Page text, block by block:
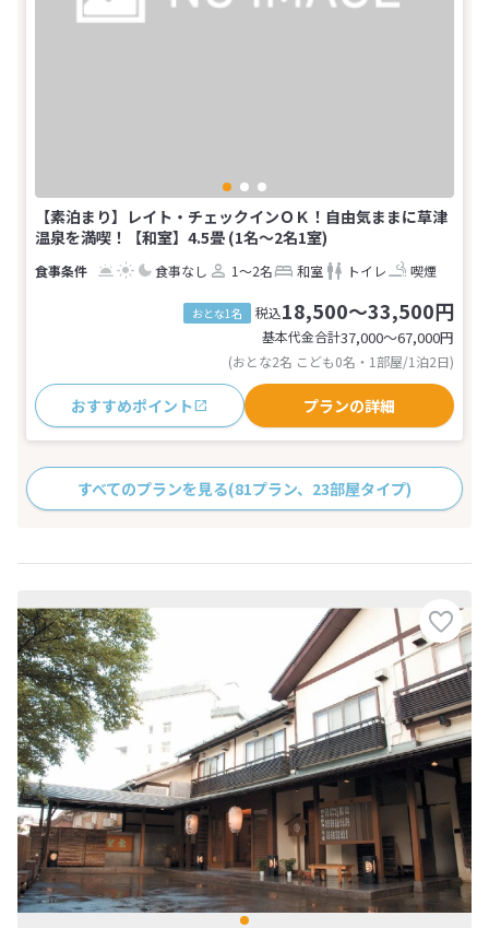
【素泊まり】レイト・チェックインＯＫ！自由気ままに草津
温泉を満喫！【和室】4.5畳 (1名～2名1室)
食事なし 1～2名 和室 トイレ 喫煙
おとな1名 税込18,500～33,500円
基本代金合計37,000〜67,000円
(おとな2名 こども0名・1部屋/1泊2日)
おすすめポイント プランの詳細
すべてのプランを見る(81プラン、23部屋タイプ)